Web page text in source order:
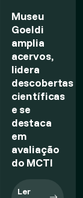
Museu
Goeldi
amplia
acervos,
lidera
descobertas
científicas
e se
destaca
em
avaliação
do MCTI
Ler